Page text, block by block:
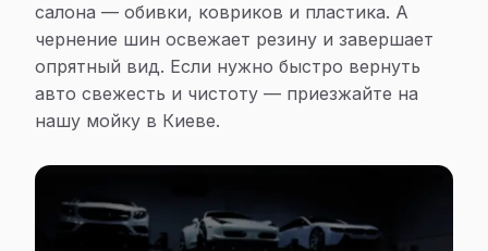
салона — обивки, ковриков и пластика. А
чернение шин освежает резину и завершает
опрятный вид. Если нужно быстро вернуть
авто свежесть и чистоту — приезжайте на
нашу мойку в Киеве.